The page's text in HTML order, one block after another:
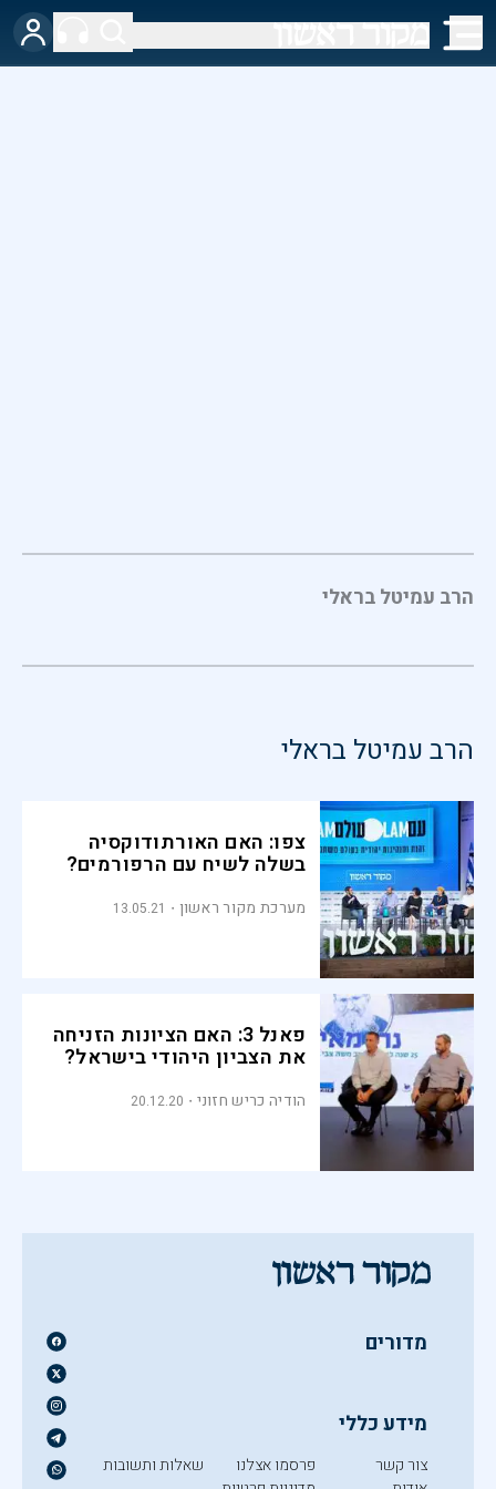
הרב עמיטל בראלי
הרב עמיטל בראלי
צפו: האם האורתודוקסיה
בשלה לשיח עם הרפורמים?
מערכת מקור ראשון 13.05.21
פאנל 3: האם הציונות הזניחה
את הצביון היהודי בישראל?
הודיה כריש חזוני 20.12.20
מדורים
מידע כללי
צור קשר
פרסמו אצלנו
שאלות ותשובות